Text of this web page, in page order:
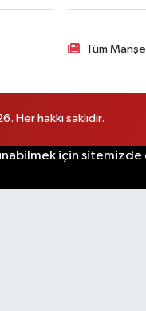
Tüm
Her hakkı saklıdır.
için sitemizde